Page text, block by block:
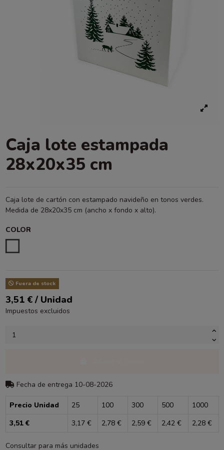
Caja lote estampada
28x20x35 cm
Caja lote de cartón con estampado navideño en tonos verdes.
Medida de 28x20x35 cm (ancho x fondo x alto).
COLOR
Fuera de stock
3,51 € / Unidad
Impuestos excluidos
Fecha de entrega 10-08-2026
Precio Unidad 25 100 300 500
1000
3,51 €
3,17 € 2,78 € 2,59 € 2,42 € 2,28 €
Consultar para más unidades